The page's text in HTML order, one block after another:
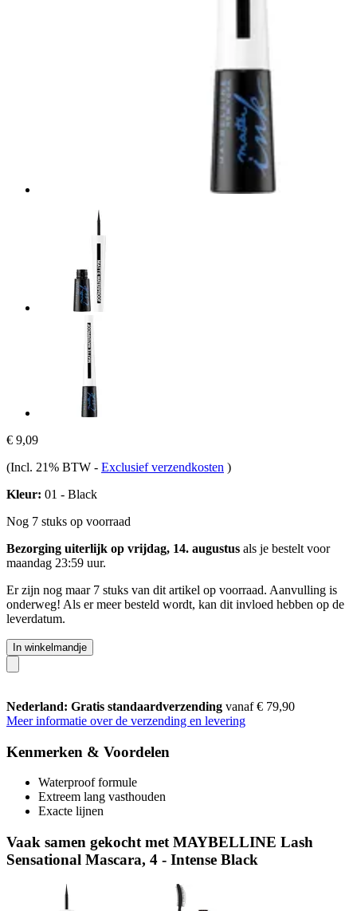
€ 9,09
(Incl. 21% BTW - Exclusief verzendkosten )
Kleur: 01 - Black
Nog 7 stuks op voorraad
Bezorging uiterlijk op vrijdag, 14. augustus als je bestelt voor
maandag 23:59 uur.
Er zijn nog maar 7 stuks van dit artikel op voorraad. Aanvulling is
onderweg! Als er meer besteld wordt, kan dit invloed hebben op de
leverdatum.
In winkelmandje
Nederland: Gratis standaardverzending vanaf € 79,90
Meer informatie over de verzending en levering
Kenmerken & Voordelen
Waterproof formule
Extreem lang vasthouden
Exacte lijnen
Vaak samen gekocht met MAYBELLINE Lash
Sensational Mascara, 4 - Intense Black